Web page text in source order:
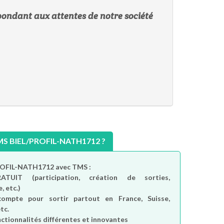
aux attentes de notre société
BIEL/PROFIL-NATH1712 ?
NATH1712 avec TMS :
(participation, création de sorties,
etc.)
pour sortir partout en France, Suisse,
différentes et innovantes